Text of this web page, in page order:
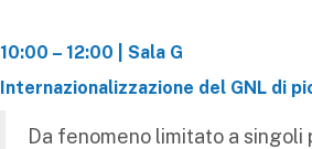
10:00 – 12:00 | Sala G
Internazionalizzazione del GNL di
Da fenomeno limitato a